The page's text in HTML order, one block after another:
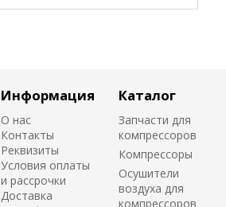
Информация
О нас
Контакты
Реквизиты
Условия оплаты
и рассрочки
Доставка
Каталог
Запчасти для
компрессоров
Компрессоры
Осушители
воздуха для
компрессоров